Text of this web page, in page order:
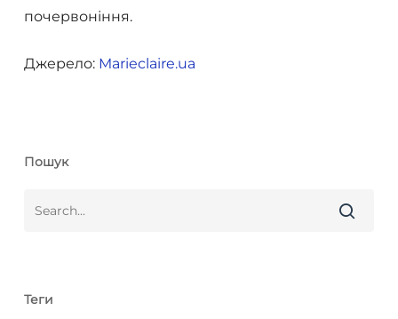
почервоніння.
Джерело: Marieclaire.ua
Пошук
Теги